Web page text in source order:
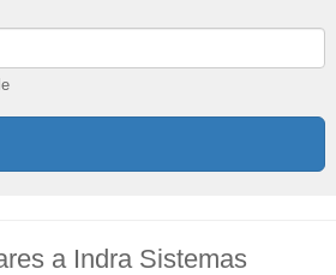
a Indra Sistemas